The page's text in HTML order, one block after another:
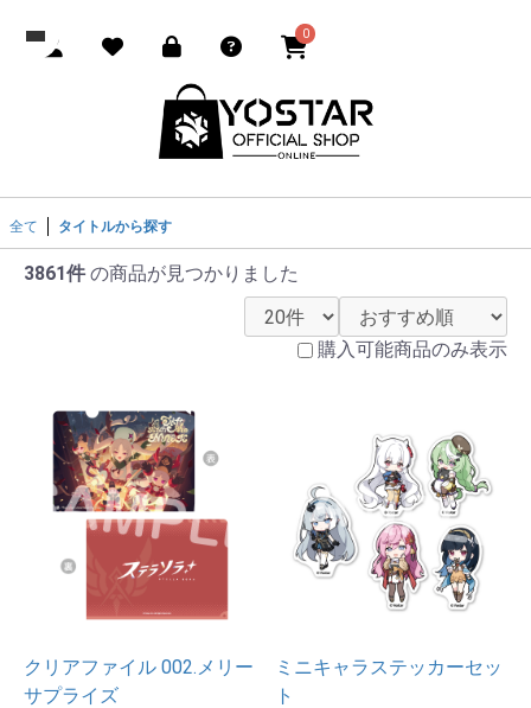
0
全て タイトルから探す
3861件 の商品が見つかりました
購入可能商品のみ表示
クリアファイル 002.メリー
サプライズ
ミニキャラステッカーセッ
ト